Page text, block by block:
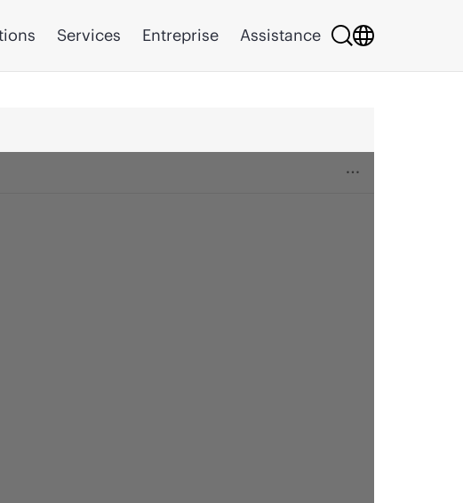
Services Entreprise Assistance